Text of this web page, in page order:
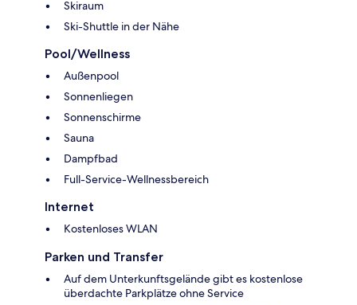
Skiraum
Ski-Shuttle in der Nähe
Pool/Wellness
Außenpool
Sonnenliegen
Sonnenschirme
Sauna
Dampfbad
Full-Service-Wellnessbereich
Internet
Kostenloses WLAN
Parken und Transfer
Auf dem Unterkunftsgelände gibt es kostenlose
überdachte Parkplätze ohne Service